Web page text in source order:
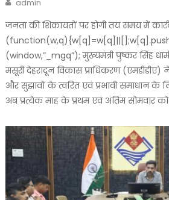
admin
जनता की शिकायतों पर होगी तय समय में
(window,”_mgq”); मुख्यमंत्री पुष्कर सिंह
मसूरी देहरादून विकास प्राधिकरण
और सुझावों के त्वरित एवं प्रभावी समाधान के
अब प्रत्येक माह के प्रथम एवं अंतिम सोमवार को